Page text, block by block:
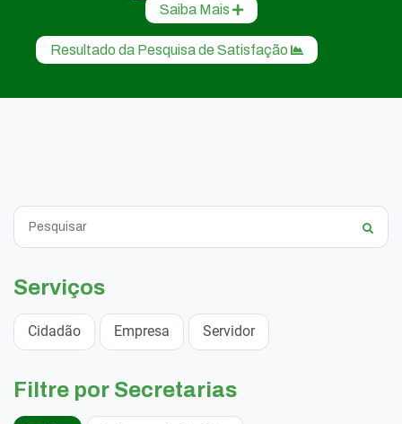
Saiba Mais
Resultado da Pesquisa de Satisfação
Serviços
Cidadão Empresa Servidor
Filtre por Secretarias